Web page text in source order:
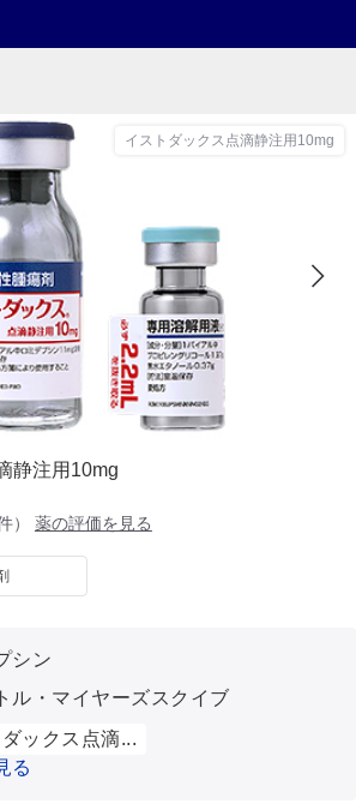
イストダックス点滴静注用10mg
静注用10mg
） 薬の評価を見る
シン
ル・マイヤーズスクイブ
ックス点滴...
る